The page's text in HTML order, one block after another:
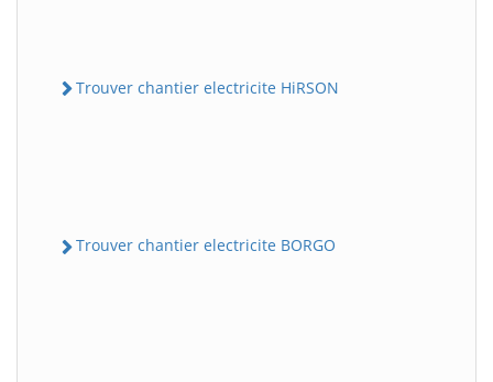
Trouver chantier electricite HiRSON
Trouver chantier electricite BORGO